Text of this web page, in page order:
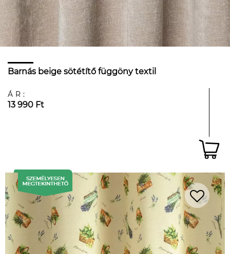
Barnás beige sötétítő függöny textil
ÁR:
13 990 Ft